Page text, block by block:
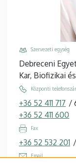
Szervezeti egység
Debreceni
Kar, Biofizikai
Központi
+36 52 411 717 /
+36 52 411 600
Fax
+36 52 532 201 /
Email